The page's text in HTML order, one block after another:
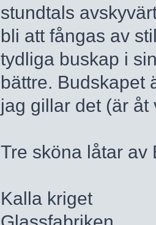
stundtals
bli att fångas av
tydliga buskap i
bättre. Budskapet
jag gillar det (är åt
Tre sköna låtar av
Kalla kriget